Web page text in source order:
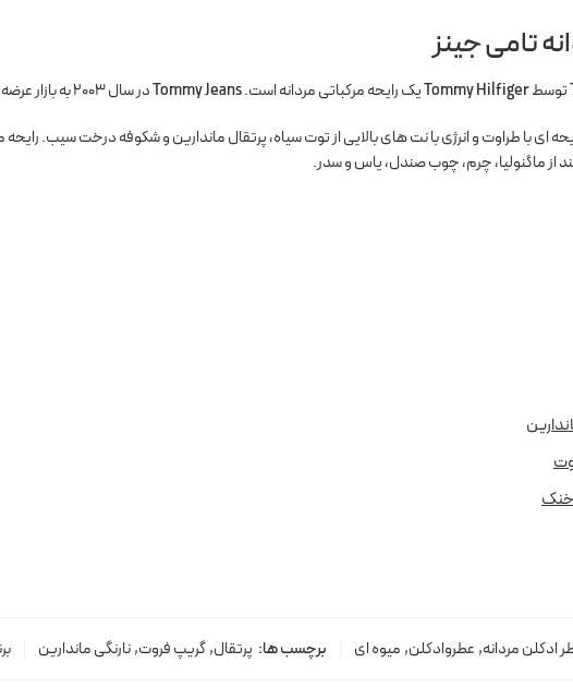
تامی جینز
توسطTommy Hilfigerیک رایحه مرکباتی مردانه است.Tommy Jeansدر سال 2003 به بازار عرضه شد. رایحه سازنده این عطر پاتریشیا بیلودو است.
ای با طراوت و انرژی با نت های بالایی از توت سیاه، پرتقال ماندارین و شکوفه درخت سیب.
از ماگنولیا، چرم، چوب صندل، یاس و سدر.
خنک
ادکلن مردانه, عطروادکلن, میوه ای برچسب ها: پرتقال,گریپ فروت,نارنگی ماندارین